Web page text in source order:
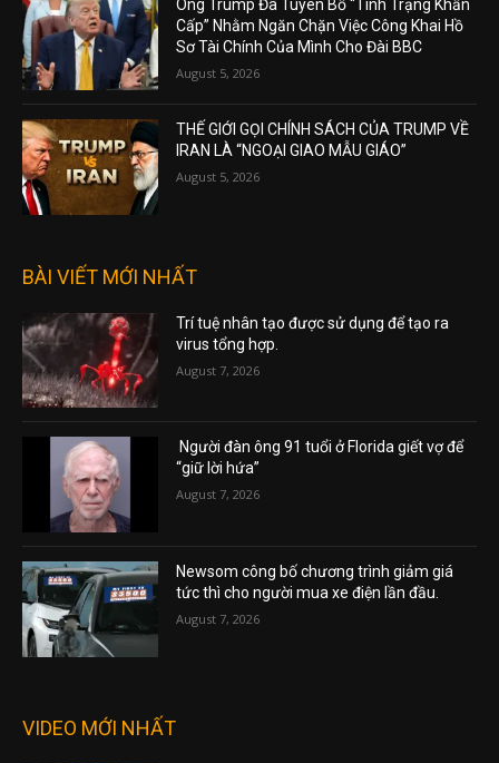
Ông Trump Đã Tuyên Bố “Tình Trạng Khẩn
Cấp” Nhằm Ngăn Chặn Việc Công Khai Hồ
Sơ Tài Chính Của Mình Cho Đài BBC
August 5, 2026
THẾ GIỚI GỌI CHÍNH SÁCH CỦA TRUMP VỀ
IRAN LÀ “NGOẠI GIAO MẪU GIÁO”
August 5, 2026
BÀI VIẾT MỚI NHẤT
Trí tuệ nhân tạo được sử dụng để tạo ra
virus tổng hợp.
August 7, 2026
Người đàn ông 91 tuổi ở Florida giết vợ để
“giữ lời hứa”
August 7, 2026
Newsom công bố chương trình giảm giá
tức thì cho người mua xe điện lần đầu.
August 7, 2026
VIDEO MỚI NHẤT